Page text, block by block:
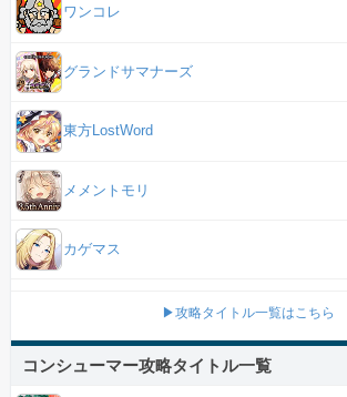
ワンコレ
グランドサマナーズ
東方LostWord
メメントモリ
カゲマス
▶攻略タイトル一覧はこちら
コンシューマー攻略タイトル一覧